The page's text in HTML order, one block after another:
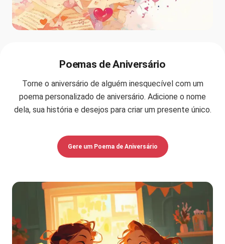
Poemas de Aniversário
Torne o aniversário de alguém inesquecível com um
poema personalizado de aniversário. Adicione o nome
dela, sua história e desejos para criar um presente único.
Gere um Poema de Aniversário